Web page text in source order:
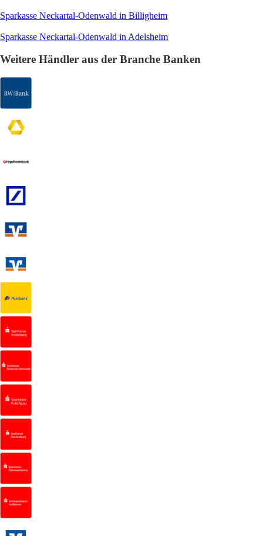
Sparkasse Neckartal-Odenwald in Billigheim
Sparkasse Neckartal-Odenwald in Adelsheim
Weitere Händler aus der Branche Banken